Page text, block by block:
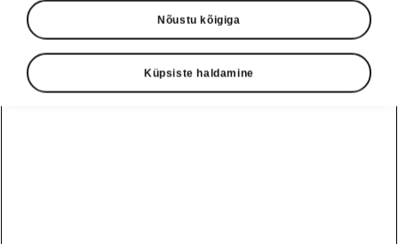
Nõustu kõigiga
Küpsiste haldamine